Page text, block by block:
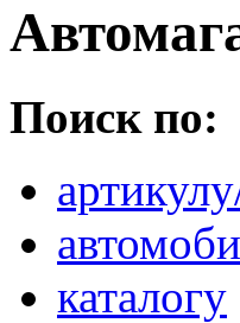
Поиск по:
каталогу